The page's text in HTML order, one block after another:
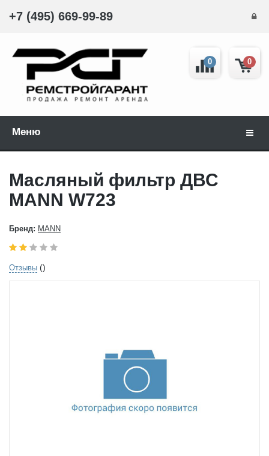
+7 (495) 669-99-89
0
0
Меню
Масляный фильтр ДВС
MANN W723
Бренд: MANN
Отзывы ()